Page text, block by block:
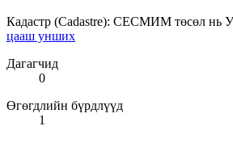
Кадастр (Cadastre): СЕСМИМ төсөл нь
цааш унших
Дагагчид
0
Өгөгдлийн бүрдлүүд
1